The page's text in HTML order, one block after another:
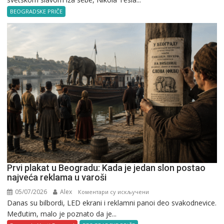
Beogradu
BEOGRADSKE PRIČE
Prvi plakat u Beogradu: Kada je jedan slon postao
najveća reklama u varoši
05/07/2026 Alex Коментари су искључени
Prvi
Danas su bilbordi, LED ekrani i reklamni panoi deo svakodnevice.
Međutim, malo je poznato da je...